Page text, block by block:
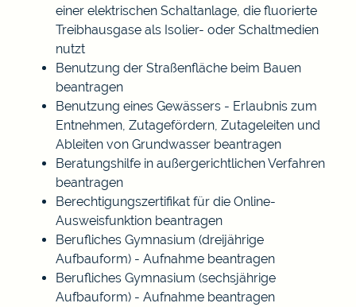
einer elektrischen Schaltanlage, die fluorierte
Treibhausgase als Isolier- oder Schaltmedien
nutzt
Benutzung der Straßenfläche beim Bauen
beantragen
Benutzung eines Gewässers - Erlaubnis zum
Entnehmen, Zutagefördern, Zutageleiten und
Ableiten von Grundwasser beantragen
Beratungshilfe in außergerichtlichen Verfahren
beantragen
Berechtigungszertifikat für die Online-
Ausweisfunktion beantragen
Berufliches Gymnasium (dreijährige
Aufbauform) - Aufnahme beantragen
Berufliches Gymnasium (sechsjährige
Aufbauform) - Aufnahme beantragen